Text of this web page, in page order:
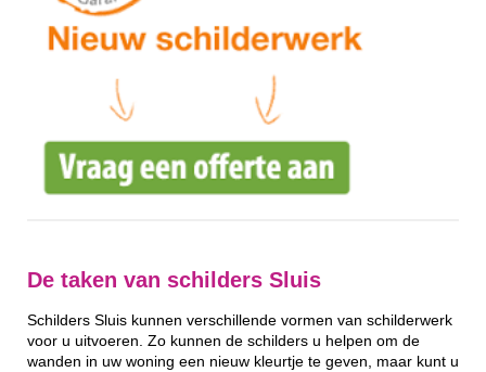
De taken van schilders Sluis
Schilders Sluis kunnen verschillende vormen van schilderwerk
voor u uitvoeren. Zo kunnen de schilders u helpen om de
wanden in uw woning een nieuw kleurtje te geven, maar kunt u